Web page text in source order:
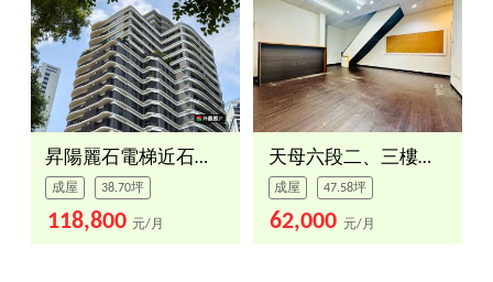
昇陽麗石電梯近石牌商圈
成屋 38.70坪
118,800 元/月
天母六段二、三樓辦公店面
成屋 47.58坪
62,000 元/月